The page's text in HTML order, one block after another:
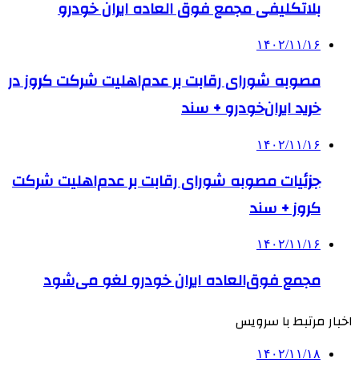
بلاتکلیفی مجمع فوق العاده ایران خودرو
۱۴۰۲/۱۱/۱۶
مصوبه شورای رقابت بر عدم‌اهلیت شرکت کروز در
خرید ایران‌خودرو + سند
۱۴۰۲/۱۱/۱۶
جزئیات مصوبه شورای رقابت بر عدم‌اهلیت شرکت
کروز + سند
۱۴۰۲/۱۱/۱۶
مجمع فوق‌العاده ایران خودرو لغو می‌شود
اخبار مرتبط با سرویس
۱۴۰۲/۱۱/۱۸